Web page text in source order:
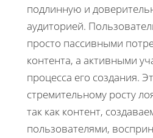
подлинную и
аудиторией.
просто пассивными
контента, а активными
процесса его создания.
стремительному росту
так как контент,
пользователями,